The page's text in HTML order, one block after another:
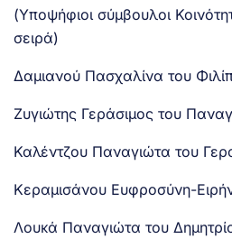
(Υποψήφιοι σύμβουλοι
σειρά)
Δαμιανού Πασχαλίνα του
Ζυγιώτης Γεράσιμος του
Καλέντζου Παναγιώτα του
Κεραμισάνου Ευφροσύνη-
Λουκά Παναγιώτα του